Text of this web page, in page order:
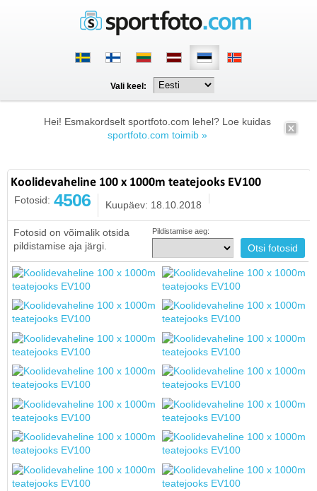
Vali keel:
Hei! Esmakordselt sportfoto.com lehel? Loe kuidas
sportfoto.com toimib »
Koolidevaheline 100 x 1000m teatejooks EV100
Fotosid: 4506 Kuupäev: 18.10.2018
Fotosid on võimalik otsida
pildistamise aja järgi.
Pildistamise aeg: